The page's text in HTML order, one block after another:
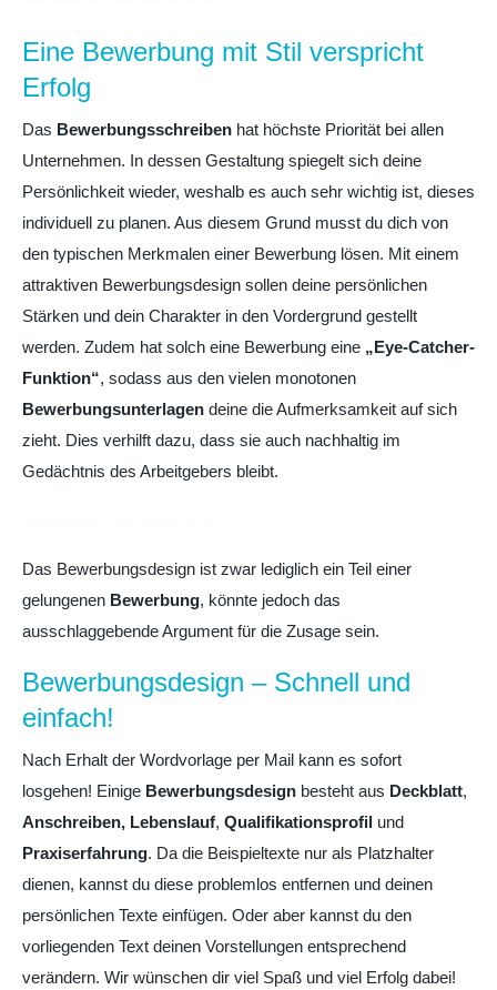
Eine Bewerbung mit Stil verspricht
Erfolg
Das Bewerbungsschreiben hat höchste Priorität bei allen
Unternehmen. In dessen Gestaltung spiegelt sich deine
Persönlichkeit wieder, weshalb es auch sehr wichtig ist, dieses
individuell zu planen. Aus diesem Grund musst du dich von
den typischen Merkmalen einer Bewerbung lösen. Mit einem
attraktiven Bewerbungsdesign sollen deine persönlichen
Stärken und dein Charakter in den Vordergrund gestellt
werden. Zudem hat solch eine Bewerbung eine „Eye-Catcher-
Funktion“, sodass aus den vielen monotonen
Bewerbungsunterlagen deine die Aufmerksamkeit auf sich
zieht. Dies verhilft dazu, dass sie auch nachhaltig im
Gedächtnis des Arbeitgebers bleibt.
Das Bewerbungsdesign ist zwar lediglich ein Teil einer
gelungenen Bewerbung, könnte jedoch das
ausschlaggebende Argument für die Zusage sein.
Bewerbungsdesign – Schnell und
einfach!
Nach Erhalt der Wordvorlage per Mail kann es sofort
losgehen! Einige Bewerbungsdesign besteht aus Deckblatt,
Anschreiben, Lebenslauf, Qualifikationsprofil und
Praxiserfahrung. Da die Beispieltexte nur als Platzhalter
dienen, kannst du diese problemlos entfernen und deinen
persönlichen Texte einfügen. Oder aber kannst du den
vorliegenden Text deinen Vorstellungen entsprechend
verändern. Wir wünschen dir viel Spaß und viel Erfolg dabei!